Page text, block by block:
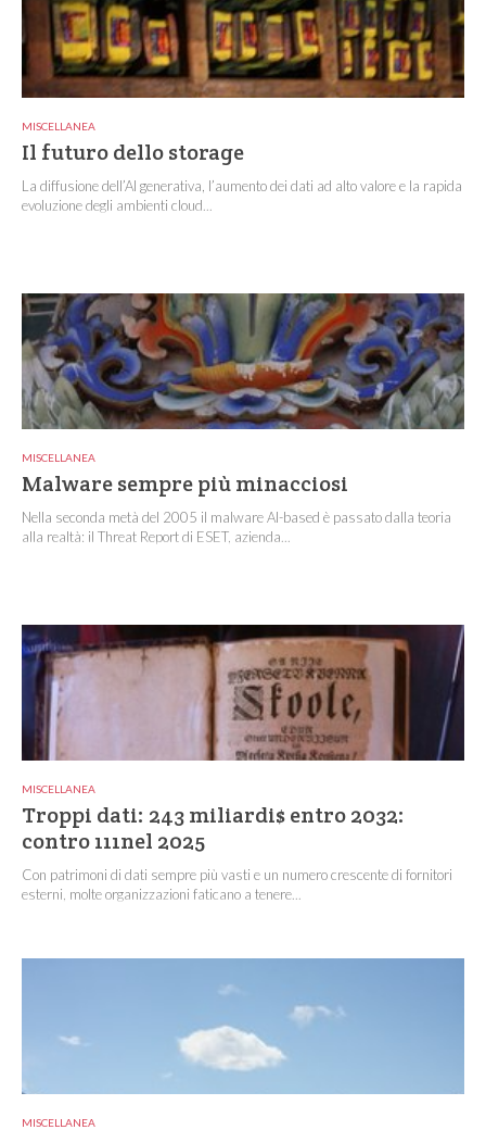
MISCELLANEA
Il futuro dello storage
La diffusione dell’AI generativa, l’aumento dei dati ad alto valore e la rapida
evoluzione degli ambienti cloud...
MISCELLANEA
Malware sempre più minacciosi
Nella seconda metà del 2005 il malware AI-based è passato dalla teoria
alla realtà: il Threat Report di ESET, azienda...
MISCELLANEA
Troppi dati: 243 miliardi$ entro 2032:
contro 111nel 2025
Con patrimoni di dati sempre più vasti e un numero crescente di fornitori
esterni, molte organizzazioni faticano a tenere...
MISCELLANEA